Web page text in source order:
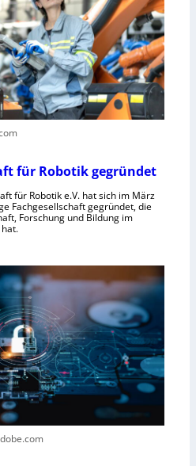
für Robotik gegründet
für Robotik e.V. hat sich im März
Fachgesellschaft gegründet, die
Forschung und Bildung im